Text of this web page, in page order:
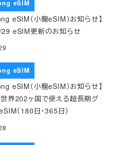
eSIM
eSIM（小龍eSIM）お知らせ】
eSIM更新のお知らせ
eSIM
eSIM（小龍eSIM）お知らせ】
世界202ヶ国で使える超長期グ
（180日・365日）